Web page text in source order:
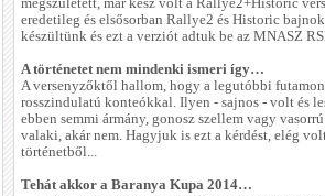
megszületett, már kész volt a Rallye2+Historic
eredetileg és elsősorban Rallye2 és Historic
készültünk és ezt a verziót adtuk be az MNASZ
A történetet nem mindenki ismeri így…
A versenyzőktől hallom, hogy a legutóbbi
rosszindulatú konteókkal. Ilyen - sajnos - volt és
ebben semmi ármány, gonosz szellem vagy
valaki, akár nem. Hagyjuk is ezt a kérdést, elég
történetből...
Tehát akkor a Baranya Kupa 2014…